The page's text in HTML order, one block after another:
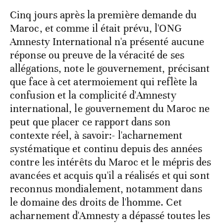
Cinq jours après la première demande du
Maroc, et comme il était prévu, l'ONG
Amnesty International n'a présenté aucune
réponse ou preuve de la véracité de ses
allégations, note le gouvernement, précisant
que face à cet atermoiement qui reflète la
confusion et la complicité d'Amnesty
international, le gouvernement du Maroc ne
peut que placer ce rapport dans son
contexte réel, à savoir:- l'acharnement
systématique et continu depuis des années
contre les intérêts du Maroc et le mépris des
avancées et acquis qu'il a réalisés et qui sont
reconnus mondialement, notamment dans
le domaine des droits de l'homme. Cet
acharnement d'Amnesty a dépassé toutes les